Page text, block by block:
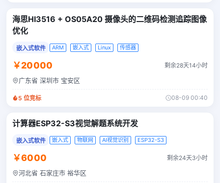
海思HI3516 + OS05A20 摄像头的二维码检测追踪图像
优化
嵌入式软件 ARM 嵌入式 Linux 传感器
￥20000 剩余28天14小时
广东省 深圳市 宝安区
5 位竞标 08-09 00:40
计算器ESP32-S3视觉解题系统开发
嵌入式软件 嵌入式 物联网 AI视觉识别 ESP32-S3
￥6000 剩余24天3小时
河北省 石家庄市 裕华区